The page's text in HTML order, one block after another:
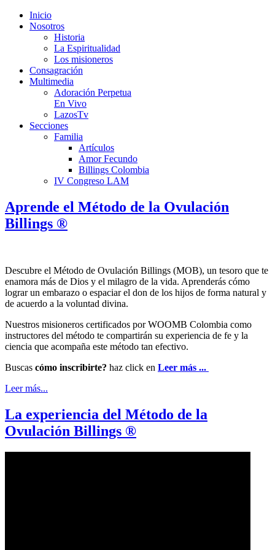
Inicio
Nosotros
Historia
La Espiritualidad
Los misioneros
Consagración
Multimedia
Adoración Perpetua
En Vivo
LazosTv
Secciones
Familia
Artículos
Amor Fecundo
Billings Colombia
IV Congreso LAM
Aprende el Método de la Ovulación
Billings ®
Descubre el Método de Ovulación Billings (MOB), un tesoro que te
enamora más de Dios y el milagro de la vida. Aprenderás cómo
lograr un embarazo o espaciar el don de los hijos de forma natural y
de acuerdo a la voluntad divina.
Nuestros misioneros certificados por WOOMB Colombia como
instructores del método te compartirán su experiencia de fe y la
ciencia que acompaña este método tan efectivo.
Buscas cómo inscribirte? haz click en Leer más ...
Leer más...
La experiencia del Método de la
Ovulación Billings ®